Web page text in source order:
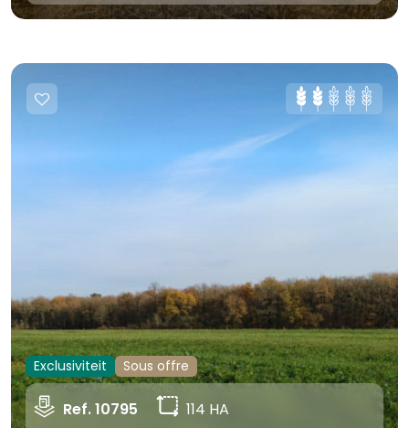
Exclusiviteit Sous offre
Ref. 10795 114 HA